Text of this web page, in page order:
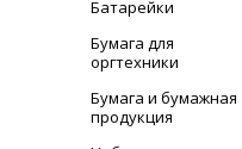
Батарейки
Бумага для
оргтехники
Бумага и бумажная
продукция